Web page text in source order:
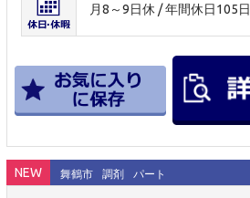
月8～9日休 / 年間休日105日
NEW 舞鶴市 調剤 パート